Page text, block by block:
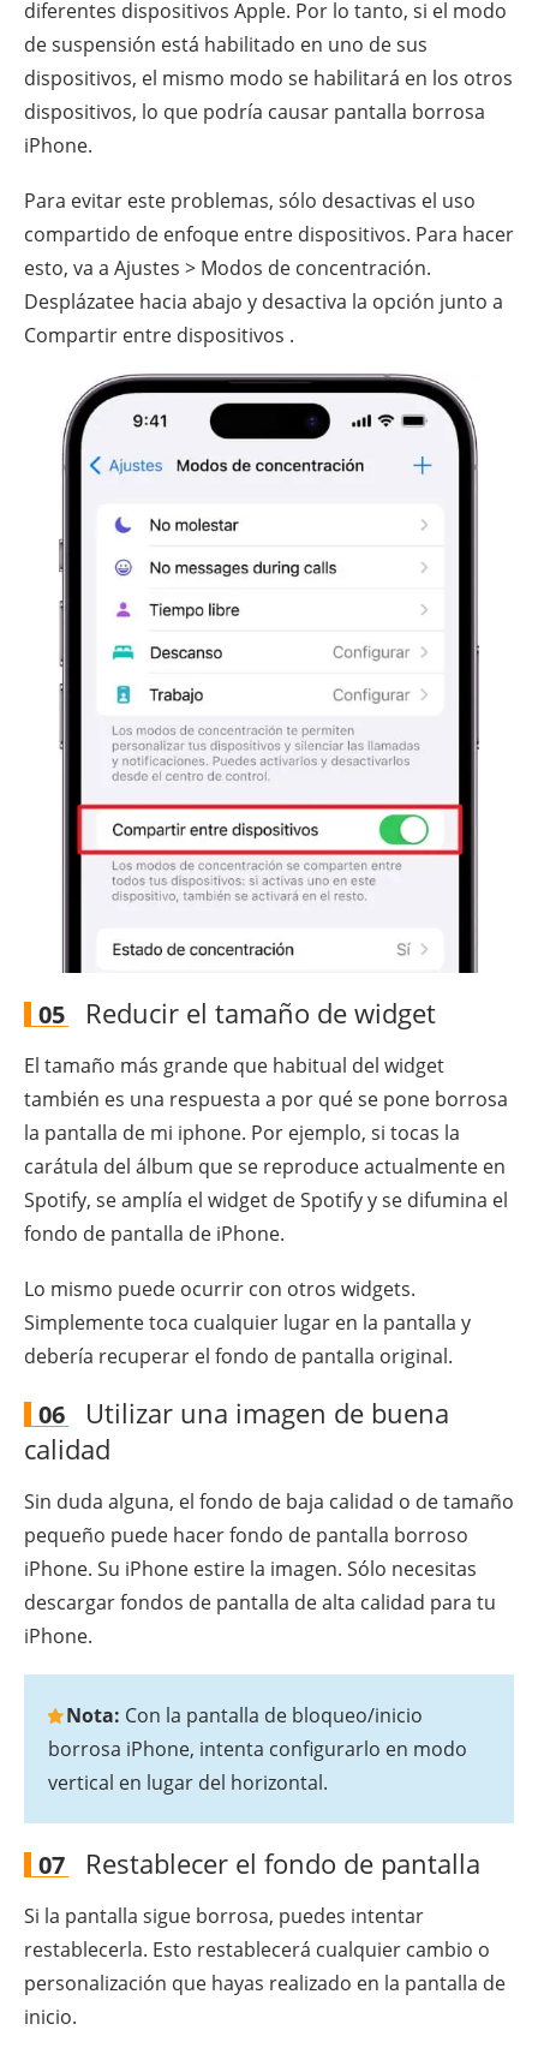
diferentes dispositivos Apple. Por lo tanto, si el modo
de suspensión está habilitado en uno de sus
dispositivos, el mismo modo se habilitará en los otros
dispositivos, lo que podría causar pantalla borrosa
iPhone.
Para evitar este problemas, sólo desactivas el uso
compartido de enfoque entre dispositivos. Para hacer
esto, va a Ajustes > Modos de concentración.
Desplázatee hacia abajo y desactiva la opción junto a
Compartir entre dispositivos .
05 Reducir el tamaño de widget
El tamaño más grande que habitual del widget
también es una respuesta a por qué se pone borrosa
la pantalla de mi iphone. Por ejemplo, si tocas la
carátula del álbum que se reproduce actualmente en
Spotify, se amplía el widget de Spotify y se difumina el
fondo de pantalla de iPhone.
Lo mismo puede ocurrir con otros widgets.
Simplemente toca cualquier lugar en la pantalla y
debería recuperar el fondo de pantalla original.
06
Utilizar una imagen de buena
calidad
Sin duda alguna, el fondo de baja calidad o de tamaño
pequeño puede hacer fondo de pantalla borroso
iPhone. Su iPhone estire la imagen. Sólo necesitas
descargar fondos de pantalla de alta calidad para tu
iPhone.
Nota: Con la pantalla de bloqueo/inicio
borrosa iPhone, intenta configurarlo en modo
vertical en lugar del horizontal.
07 Restablecer el fondo de pantalla
Si la pantalla sigue borrosa, puedes intentar
restablecerla. Esto restablecerá cualquier cambio o
personalización que hayas realizado en la pantalla de
inicio.